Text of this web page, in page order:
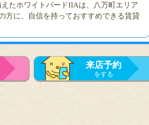
たホワイトバードIIAは、八万町エリア
方に、自信を持っておすすめできる賃貸
来店予約
をする